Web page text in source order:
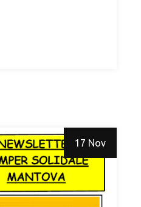
17 Nov